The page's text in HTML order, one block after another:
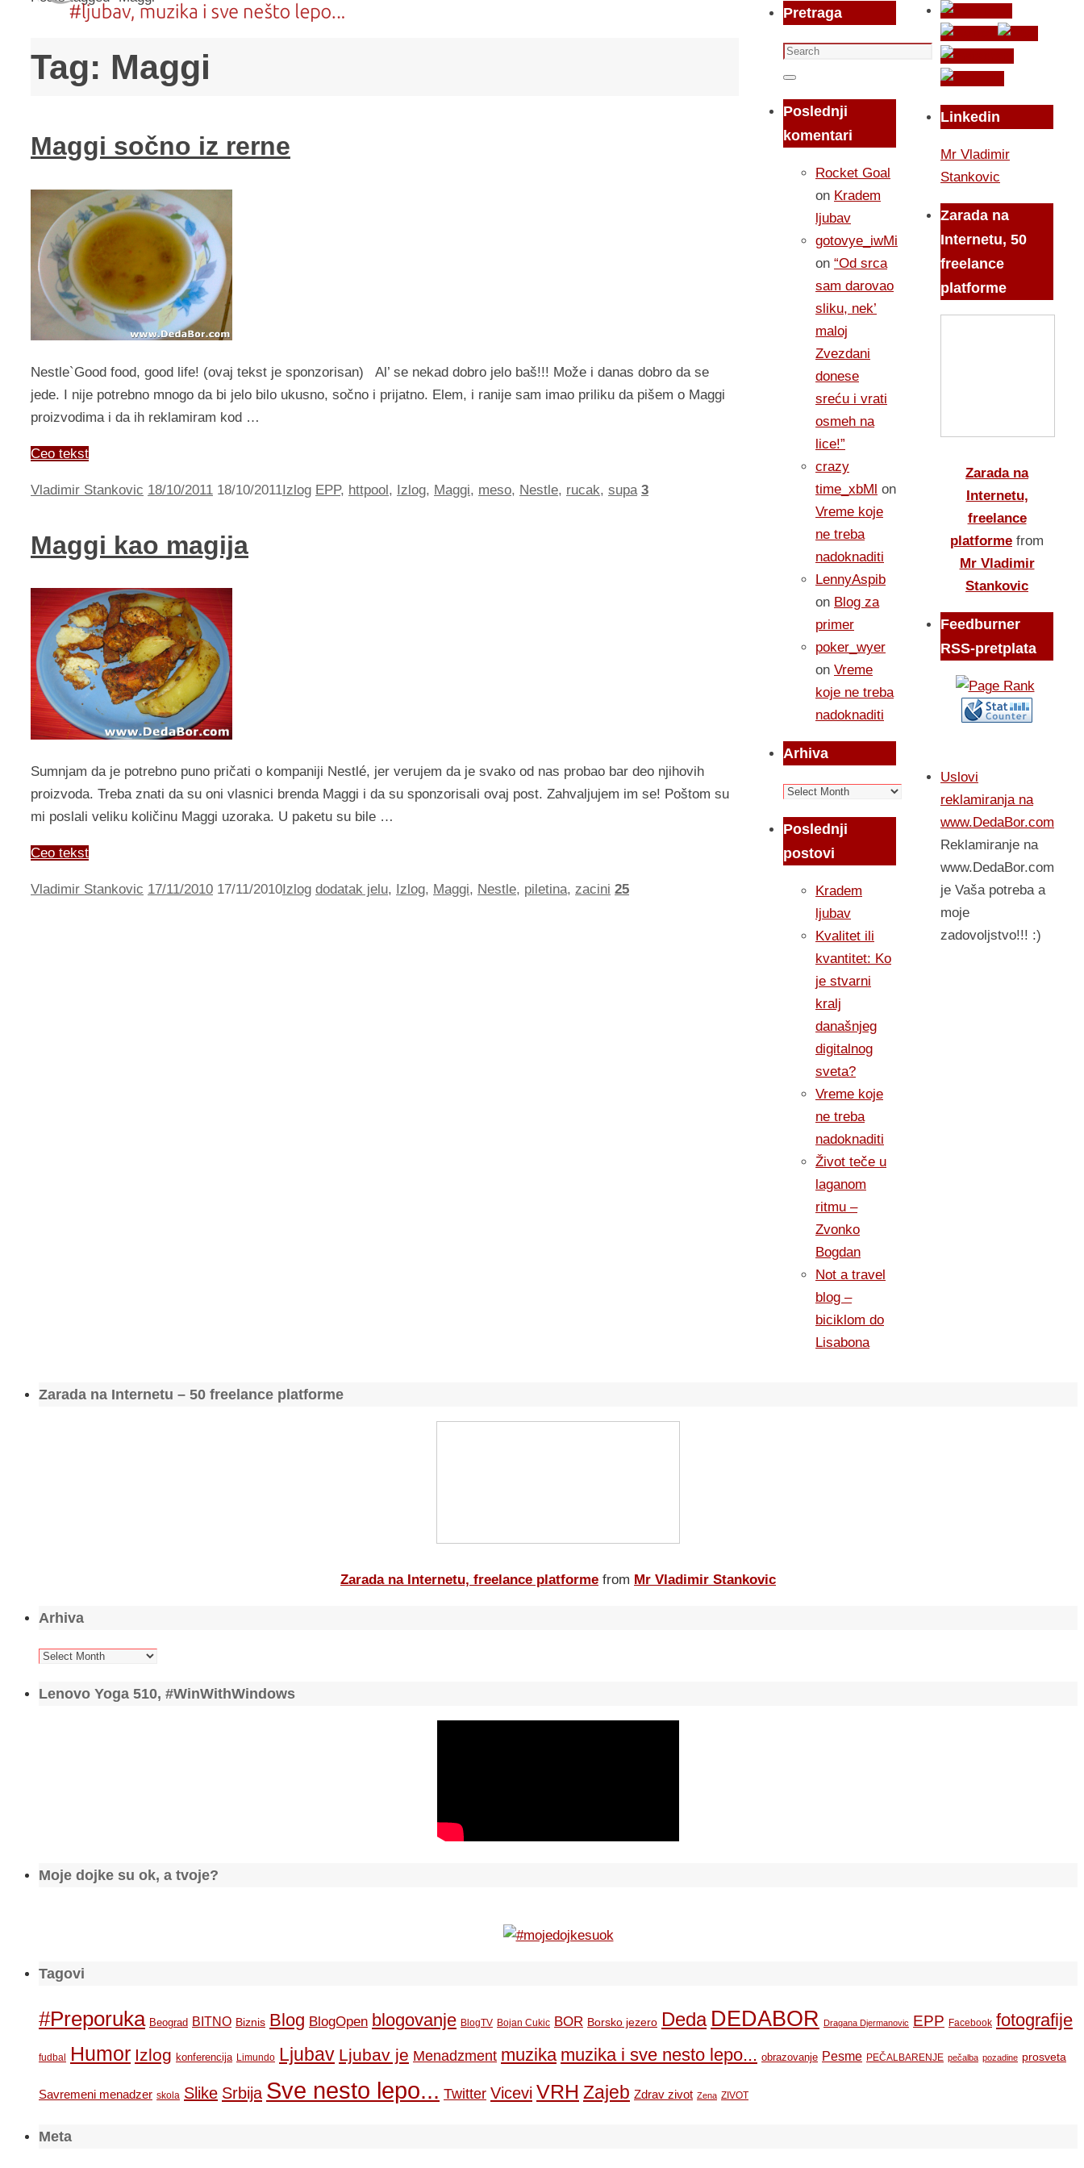
Tag: Maggi
Maggi sočno iz rerne
Nestle`Good food, good life! (ovaj tekst je sponzorisan) Al’ se nekad dobro jelo baš!!! Može i danas dobro da se
jede. I nije potrebno mnogo da bi jelo bilo ukusno, sočno i prijatno. Elem, i ranije sam imao priliku da pišem o Maggi
proizvodima i da ih reklamiram kod …
Ceo tekst
Vladimir Stankovic 18/10/2011 18/10/2011 Izlog EPP, httpool , Izlog, Maggi, meso, Nestle, rucak, supa 3
Maggi kao magija
Sumnjam da je potrebno puno pričati o kompaniji Nestlé, jer verujem da je svako od nas probao bar deo njihovih
proizvoda. Treba znati da su oni vlasnici brenda Maggi i da su sponzorisali ovaj post. Zahvaljujem im se! Poštom su
mi poslali veliku količinu Maggi uzoraka. U paketu su bile …
Ceo tekst
Vladimir Stankovic 17/11/2010 17/11/2010Izlog dodatak jelu, Izlog, Maggi, Nestle, piletina, zacini 25
Pretraga
Search
for:
Search
Poslednji
komentari
Rocket Goal
on Kradem
ljubav
gotovye_iwMi
on “Od srca
sam darovao
sliku, nek’
maloj
Zvezdani
donese
sreću i vrati
osmeh na
lice!”
crazy
time_xbMl on
Vreme koje
ne treba
nadoknaditi
LennyAspib
on Blog za
primer
poker_wyer
on Vreme
koje ne treba
nadoknaditi
Arhiva
Arhiva
Poslednji
postovi
Kradem
ljubav
Kvalitet ili
kvantitet: Ko
je stvarni
kralj
današnjeg
digitalnog
sveta?
Vreme koje
ne treba
nadoknaditi
Život teče u
laganom
ritmu –
Zvonko
Bogdan
Not a travel
blog –
biciklom do
Lisabona
Linkedin
Mr Vladimir
Stankovic
Zarada na
Internetu, 50
freelance
platforme
Zarada na
Internetu,
freelance
platforme from
Mr Vladimir
Stankovic
Feedburner
RSS-pretplata
Uslovi
reklamiranja na
www.DedaBor.com
Reklamiranje na
www.DedaBor.com
je Vaša potreba a
moje
zadovoljstvo!!! :)
Zarada na Internetu – 50 freelance platforme
Zarada na Internetu, freelance platforme from Mr Vladimir Stankovic
Arhiva
Arhiva
Lenovo Yoga 510, #WinWithWindows
Moje dojke su ok, a tvoje?
Tagovi
#Preporuka Beograd BITNO Biznis Blog BlogOpen blogovanje BlogTV Bojan Cukic BOR Borsko jezero Deda DEDABOR Dragana Djermanovic EPP Facebook fotografije
fudbal Humor Izlog konferencija Limundo Ljubav Ljubav je Menadzment muzika muzika i sve nesto lepo... obrazovanje Pesme PEČALBARENJE pečalba pozadine prosveta
Savremeni menadzer skola Slike Srbija Sve nesto lepo... Twitter Vicevi VRH Zajeb Zdrav zivot Zena ZIVOT
Meta